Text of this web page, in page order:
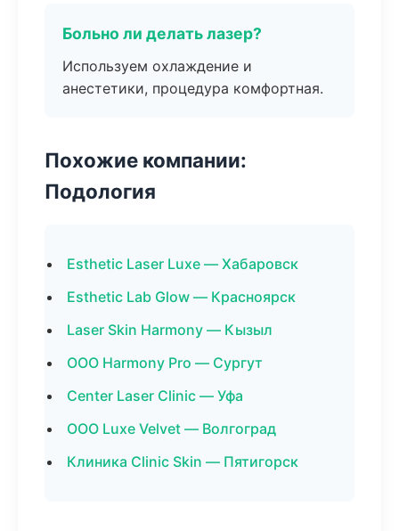
Больно ли делать лазер?
Используем охлаждение и
анестетики, процедура комфортная.
Похожие компании:
Подология
Esthetic Laser Luxe — Хабаровск
Esthetic Lab Glow — Красноярск
Laser Skin Harmony — Кызыл
ООО Harmony Pro — Сургут
Center Laser Clinic — Уфа
ООО Luxe Velvet — Волгоград
Клиника Clinic Skin — Пятигорск